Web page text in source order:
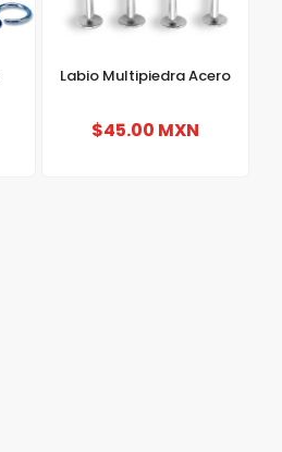
Labio Multipiedra Acero
$45.00 MXN